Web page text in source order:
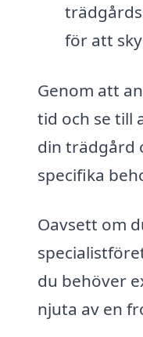
för att
Genom att
tid och se till
din trädgård
specifika
Oavsett om
du behöver
njuta av en